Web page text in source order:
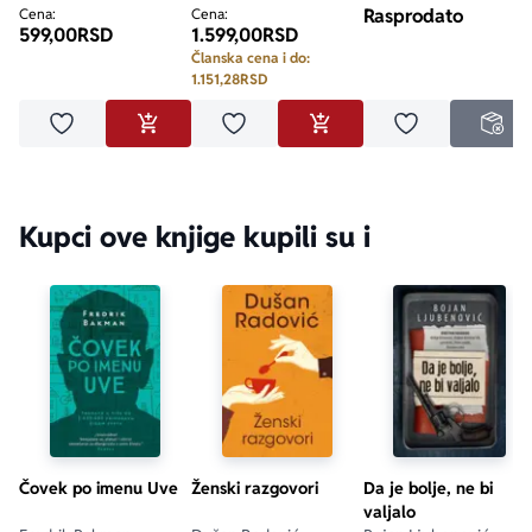
Cena:
599,00RSD
Dodaj u omiljeneDODAJ U KORPU
Cena:
1.599,00RSD
Članska cena i do:
1.151,28RSD
Dodaj u omiljeneDODAJ U KORPU
Rasprodato
Dodaj u
Kupci ove knjige kupili su i
Čovek po imenu Uve Ženski razgovori
Da je bolje, ne bi
valjalo